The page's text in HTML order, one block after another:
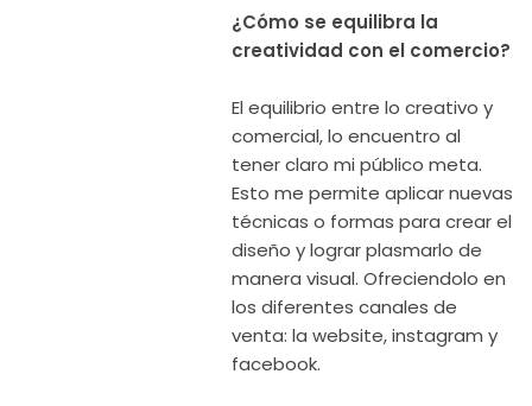
¿Cómo se equilibra la
creatividad con el comercio?
El equilibrio entre lo creativo y
comercial, lo encuentro al
tener claro mi público meta.
Esto me permite aplicar nuevas
técnicas o formas para crear el
diseño y lograr plasmarlo de
manera visual. Ofreciendolo en
los diferentes canales de
venta: la website, instagram y
facebook.